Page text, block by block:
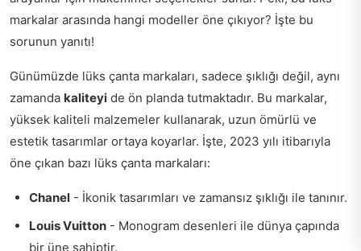
markalar arasında hangi modeller öne çıkıyor? İşte bu
sorunun yanıtı!
Günümüzde lüks çanta markaları, sadece şıklığı değil, aynı
zamanda kaliteyi de ön planda tutmaktadır. Bu markalar,
yüksek kaliteli malzemeler kullanarak, uzun ömürlü ve
estetik tasarımlar ortaya koyarlar. İşte, 2023 yılı itibarıyla
öne çıkan bazı lüks çanta markaları:
Chanel - İkonik tasarımları ve zamansız şıklığı ile tanınır.
Louis Vuitton - Monogram desenleri ile dünya çapında
bir üne sahiptir.